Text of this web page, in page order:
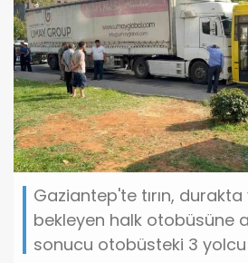
Gaziantep'te tırın,
bekleyen halk otobüsüne
sonucu otobüsteki 3 yolcu